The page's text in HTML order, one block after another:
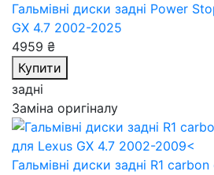
Гальмівні диски задні Power
GX 4.7 2002-2025
4959 ₴
Купити
задні
Заміна оригіналу
Гальмівні диски задні R1